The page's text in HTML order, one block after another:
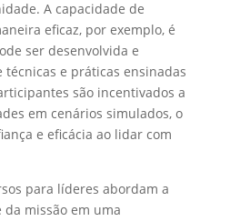
A capacidade de
eficaz, por exemplo, é
ser desenvolvida e
e práticas ensinadas
são incentivados a
em cenários simulados, o
e eficácia ao lidar com
para líderes abordam a
missão em uma